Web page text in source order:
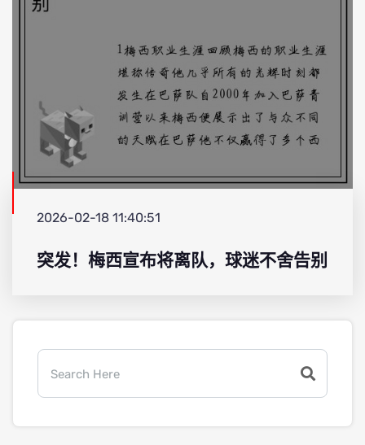
2026-02-18 11:40:51
突发！梅西宣布将离队，球迷不舍告别